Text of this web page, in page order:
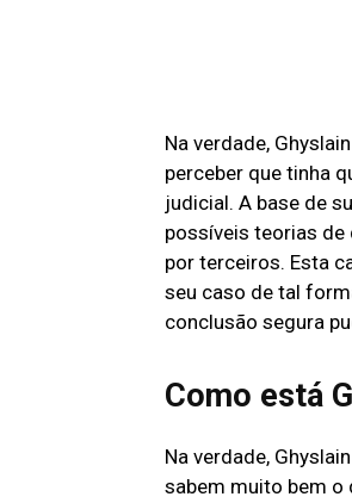
Na verdade,
perceber que tinha
judicial. A base de
possíveis teorias
por terceiros. Esta
seu caso de tal
conclusão segura
Como está
Na verdade,
sabem muito bem o